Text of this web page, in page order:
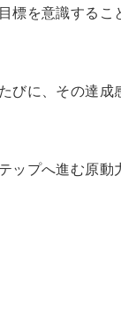
標を意識するこ
びに、その達成
ップへ進む原動